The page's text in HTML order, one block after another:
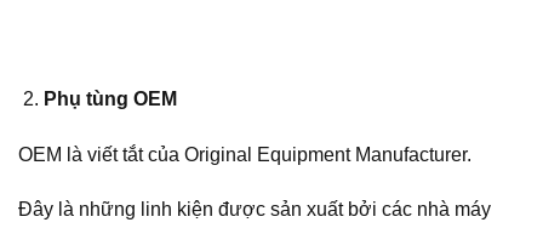
Phụ tùng OEM
OEM là viết tắt của Original Equipment Manufacturer.
Đây là những linh kiện được sản xuất bởi các nhà máy